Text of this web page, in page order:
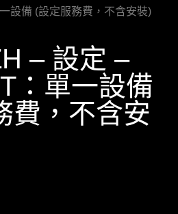
設備 (設定服務費，不含安裝)
– 設定 –
：單一設備
費，不含安